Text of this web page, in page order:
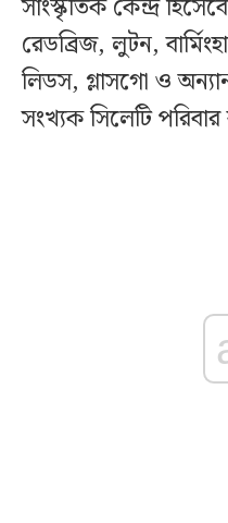
সাংস্কৃতিক কেন্দ্র
রেডব্রিজ, লুটন,
লিডস, গ্লাসগো ও
সংখ্যক সিলেটি